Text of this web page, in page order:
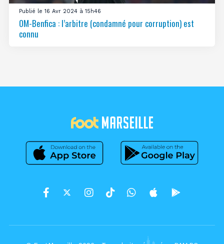
Publié le 16 Avr 2024 à 15h46
OM-Benfica : l’arbitre (condamné pour corruption) est
connu